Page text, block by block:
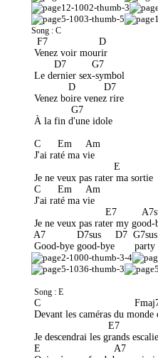
Song : C
  F7                  D
Venez voir mourir
        D7         G7
Le dernier sex-symbol
             D          D7
Venez boire venez rire
              G7
À la fin d'une idole
C      Em     Am
J'ai raté ma vie
                             E
Je ne veux pas rater ma sortie
C      Em     Am
J'ai raté ma vie
E7
Je ne veux pas rater my
A7           D7sus     D7
Good-bye good-bye       party
Song : E
C
Devant les caméras du monde
                           E7
Je descendrai les grands
E                          A7